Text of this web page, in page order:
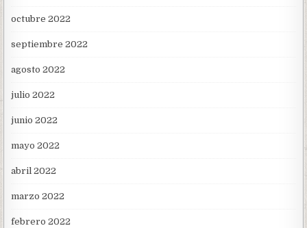
octubre 2022
septiembre 2022
agosto 2022
julio 2022
junio 2022
mayo 2022
abril 2022
marzo 2022
febrero 2022